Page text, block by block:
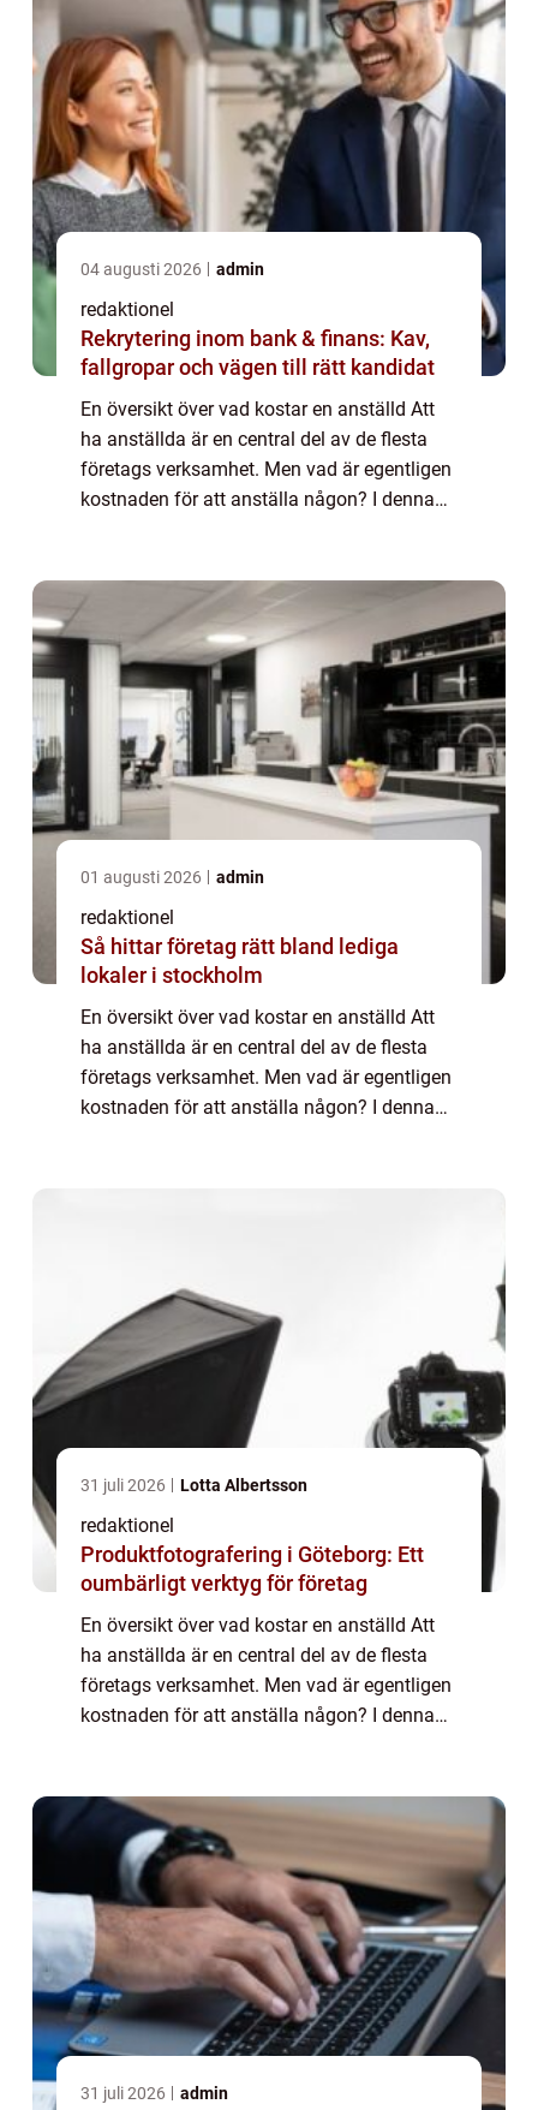
04 augusti 2026 admin
redaktionel
Rekrytering inom bank & finans: Kav,
fallgropar och vägen till rätt kandidat
En översikt över vad kostar en anställd Att
ha anställda är en central del av de flesta
företags verksamhet. Men vad är egentligen
kostnaden för att anställa någon? I denna
01 augusti 2026 admin
redaktionel
Så hittar företag rätt bland lediga
lokaler i stockholm
En översikt över vad kostar en anställd Att
ha anställda är en central del av de flesta
företags verksamhet. Men vad är egentligen
kostnaden för att anställa någon? I denna
31 juli 2026 Lotta Albertsson
redaktionel
Produktfotografering i Göteborg: Ett
oumbärligt verktyg för företag
En översikt över vad kostar en anställd Att
ha anställda är en central del av de flesta
företags verksamhet. Men vad är egentligen
kostnaden för att anställa någon? I denna
31 juli 2026 admin